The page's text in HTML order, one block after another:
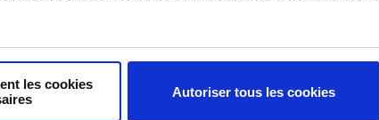
les cookies
Autoriser tous les cookies